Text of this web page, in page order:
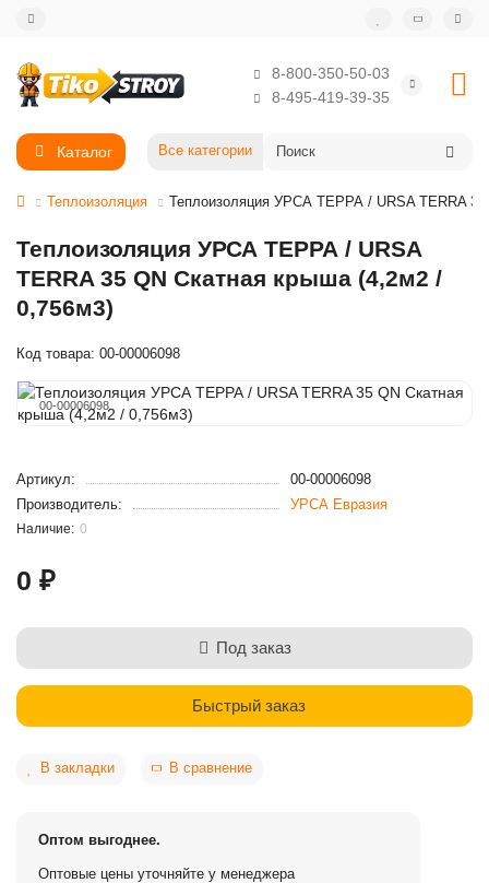
8-800-350-50-03
8-495-419-39-35
Каталог Все категории
Теплоизоляция Теплоизоляция УРСА ТЕРРА / URSA TERRA
Теплоизоляция УРСА ТЕРРА / URSA
TERRA 35 QN Скатная крыша (4,2м2 /
0,756м3)
Код товара: 00-00006098
00-00006098
Артикул:
00-00006098
Производитель:
УРСА Евразия
0
0 ₽
Под заказ
Быстрый заказ
В закладки В сравнение
Оптом выгоднее.
Оптовые цены уточняйте у менеджера